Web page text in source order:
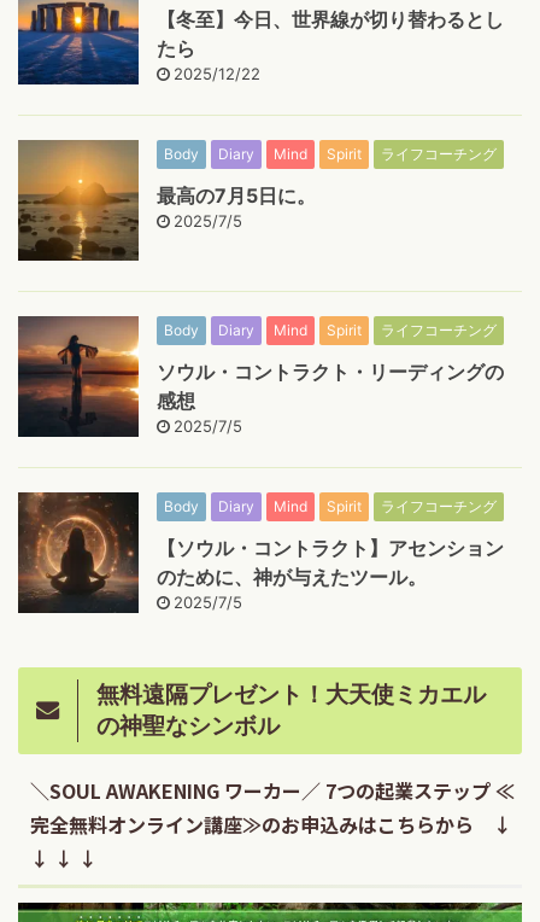
【冬至】今日、世界線が切り替わるとし
たら
2025/12/22
Body Diary Mind Spirit ライフコーチング
最高の7月5日に。
2025/7/5
Body Diary Mind Spirit ライフコーチング
ソウル・コントラクト・リーディングの
感想
2025/7/5
Body Diary Mind Spirit ライフコーチング
【ソウル・コントラクト】アセンション
のために、神が与えたツール。
2025/7/5
無料遠隔プレゼント！大天使ミカエル
の神聖なシンボル
＼SOUL AWAKENING ワーカー／ 7つの起業ステップ ≪
完全無料オンライン講座≫のお申込みはこちらから ↓
↓ ↓ ↓